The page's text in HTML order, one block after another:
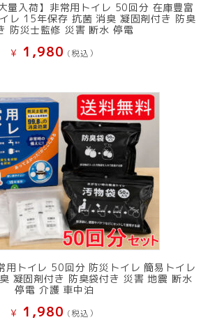
量入荷】非常用トイレ 50回分 在庫豊富
レ 15年保存 抗菌 消臭 凝固剤付き 防臭
防災士監修 災害 断水 停電
¥ 1,980 (税込）
用トイレ 50回分 防災トイレ 簡易トイレ
凝固剤付き 防臭袋付き 災害 地震 断水
停電 介護 車中泊
¥ 1,980 (税込）